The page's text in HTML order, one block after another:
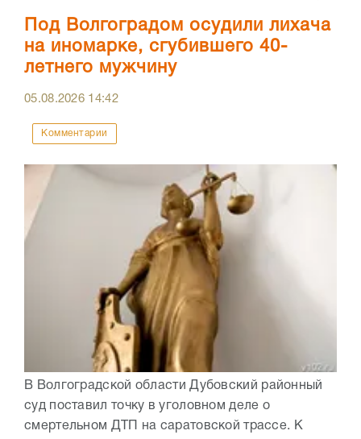
Под Волгоградом осудили лихача
на иномарке, сгубившего 40-
летнего мужчину
05.08.2026 14:42
Комментарии
В Волгоградской области Дубовский районный
суд поставил точку в уголовном деле о
смертельном ДТП на саратовской трассе. К